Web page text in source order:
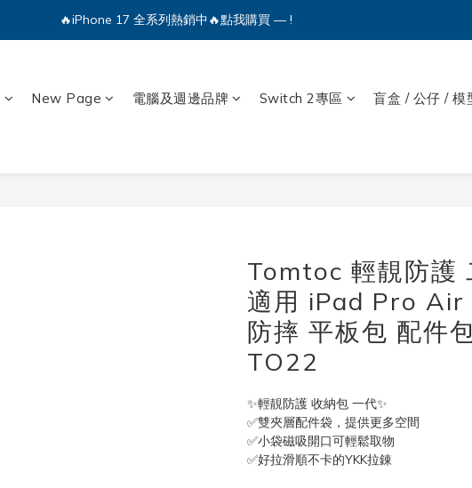
🔥iPhone 17 全系列熱銷中🔥點我購買 — !
🔥iPhone 17 全系列熱銷中🔥點我購買 — !
🔥iPhone 17 全系列熱銷中🔥點我購買 — !
New Page 電腦及週邊品牌 Switch 2專區 盲盒 / 公仔 / 模
Tomtoc 輕靚防護
適用 iPad Pro
防摔 平板包 配件
TO22
✨輕靚防護 收納包 一代✨
✅雙夾層配件袋，提供更多空間
✅小袋磁吸開口可輕鬆取物
✅好拉滑順不卡的YKK拉錬